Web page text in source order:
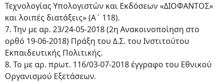
Τεχνολογίας Υπολογιστών και Εκδόσεων «ΔΙΟΦΑΝΤΟΣ»
και λοιπές διατάξεις» (Α΄ 118).
7. Την με αρ. 23/24-05-2018 (2η Ανακοινοποίηση στο
ορθό 19-06-2018) Πράξη του Δ.Σ. του Ινστιτούτου
Εκπαιδευτικής Πολιτικής.
8. Το με αρ. πρωτ. 116/03-07-2018 έγγραφο του Εθνικού
Οργανισμού Εξετάσεων.